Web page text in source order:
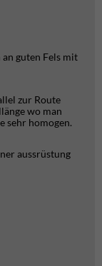
guten Fels mit
zur Route
wo man
sehr homogen.
aussrüstung